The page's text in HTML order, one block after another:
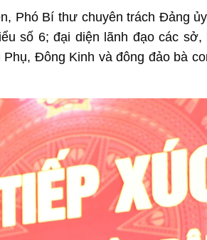
Phó Bí thư chuyên trách Đảng
số 6; đại diện lãnh đạo các sở,
Đông Kinh và đông đảo bà